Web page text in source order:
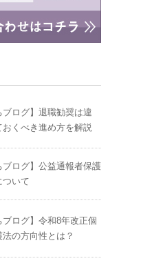
ブログ】退職勧奨は違
おくべき進め方を解説
ブログ】公益通報者保護
ついて
ブログ】令和8年改正個
法の方向性とは？